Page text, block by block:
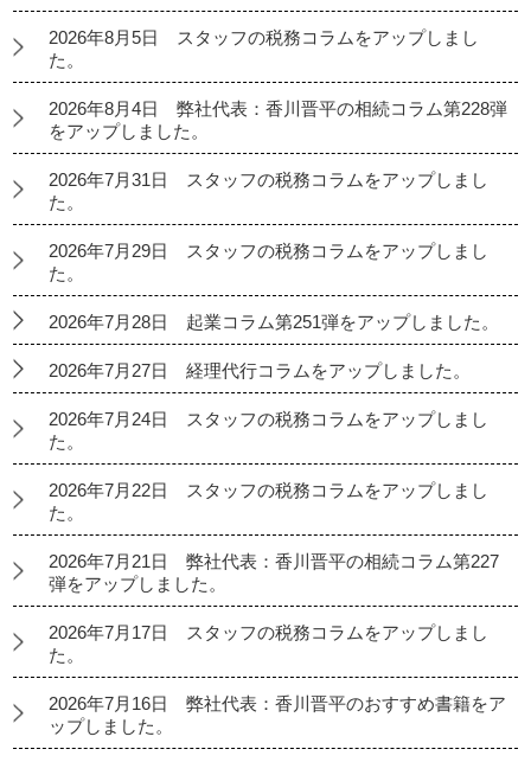
2026年8月5日 スタッフの税務コラムをアップしまし
た。
2026年8月4日 弊社代表：香川晋平の相続コラム第228弾
をアップしました。
2026年7月31日 スタッフの税務コラムをアップしまし
た。
2026年7月29日 スタッフの税務コラムをアップしまし
た。
2026年7月28日 起業コラム第251弾をアップしました。
2026年7月27日 経理代行コラムをアップしました。
2026年7月24日 スタッフの税務コラムをアップしまし
た。
2026年7月22日 スタッフの税務コラムをアップしまし
た。
2026年7月21日 弊社代表：香川晋平の相続コラム第227
弾をアップしました。
2026年7月17日 スタッフの税務コラムをアップしまし
た。
2026年7月16日 弊社代表：香川晋平のおすすめ書籍をア
ップしました。